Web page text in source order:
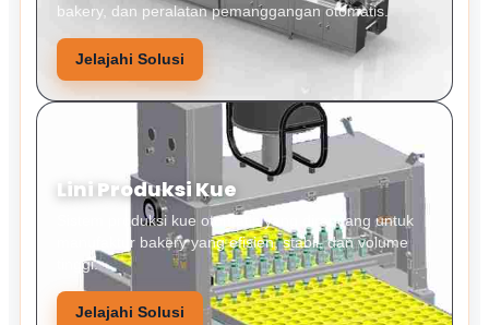
bakery, dan peralatan pemanggangan otomatis.
Jelajahi Solusi
Lini Produksi Kue
Sistem produksi kue otomatis yang dirancang untuk
manufaktur bakery yang efisien, stabil, dan volume
tinggi.
Jelajahi Solusi